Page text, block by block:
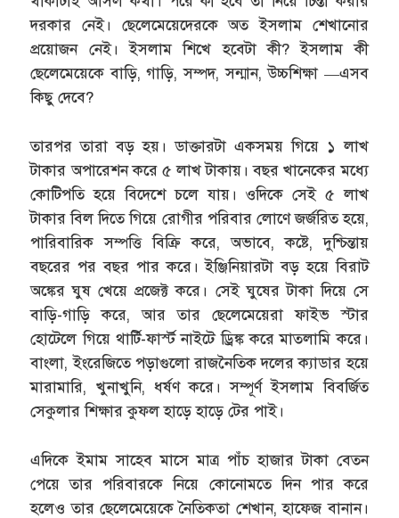
দরকার নেই। ছেলেমেয়েদেরকে অত ইসলাম শেখানোর
প্রয়োজন নেই। ইসলাম শিখে হবেটা কী? ইসলাম কী
ছেলেমেয়েকে বাড়ি, গাড়ি, সম্পদ, সন্মান, উচ্চশিক্ষা —এসব
কিছু দেবে?
তারপর তারা বড় হয়। ডাক্তারটা একসময় গিয়ে ১ লাখ
টাকার অপারেশন করে ৫ লাখ টাকায়। বছর খানেকের মধ্যে
কোটিপতি হয়ে বিদেশে চলে যায়। ওদিকে সেই ৫ লাখ
টাকার বিল দিতে গিয়ে রোগীর পরিবার লোণে জর্জরিত হয়ে,
পারিবারিক সম্পত্তি বিক্রি করে, অভাবে, কষ্টে, দুশ্চিন্তায়
বছরের পর বছর পার করে। ইঞ্জিনিয়ারটা বড় হয়ে বিরাট
অঙ্কের ঘুষ খেয়ে প্রজেক্ট করে। সেই ঘুষের টাকা দিয়ে সে
বাড়ি-গাড়ি করে, আর তার ছেলেমেয়েরা ফাইভ স্টার
হোটেলে গিয়ে থার্টি-ফার্স্ট নাইটে ড্রিঙ্ক করে মাতলামি করে।
বাংলা, ইংরেজিতে পড়াগুলো রাজনৈতিক দলের ক্যাডার হয়ে
মারামারি, খুনাখুনি, ধর্ষণ করে। সম্পূর্ণ ইসলাম বিবর্জিত
সেকুলার শিক্ষার কুফল হাড়ে হাড়ে টের পাই।
এদিকে ইমাম সাহেব মাসে মাত্র পাঁচ হাজার টাকা বেতন
পেয়ে তার পরিবারকে নিয়ে কোনোমতে দিন পার করে
হলেও তার ছেলেমেয়েকে নৈতিকতা শেখান, হাফেজ বানান।